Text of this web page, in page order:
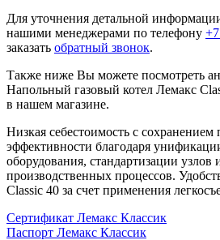
Для уточнения детальной
нашими менеджерами по телефону
заказать обратный звонок.
Также ниже Вы можете посмотреть
Напольный газовый котел Лемакс
в нашем магазине.
Низкая себестоимость с сохранением
эффективности благодаря
оборудования, стандартизации узлов
производственных процессов.
Classic 40 за счет применения
Сертификат Лемакс Классик
Паспорт Лемакс Классик